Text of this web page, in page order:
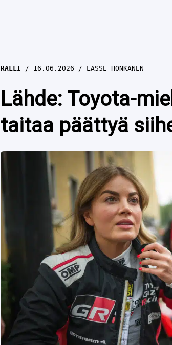
RALLI 16.06.2026 LASSE HONKANEN
Lähde: Toyota-
taitaa päättyä